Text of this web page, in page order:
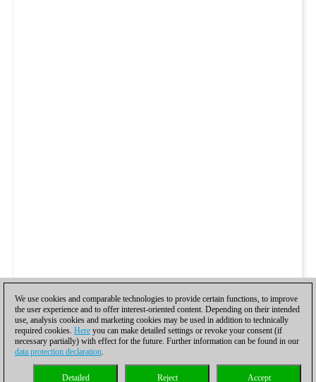
We use cookies and comparable technologies to provide certain functions, to improve
the user experience and to offer interest-oriented content. Depending on their intended
use, analysis cookies and marketing cookies may be used in addition to technically
required cookies. Here you can make detailed settings or revoke your consent (if
necessary partially) with effect for the future. Further information can be found in our
data protection declaration.
Accept
Reject
Detailed